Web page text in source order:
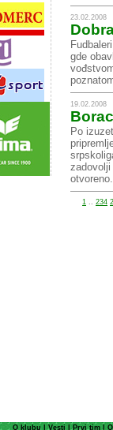
23.02.2008
gde
19.02.2008
Po
zadovolji
1 .. 234
O klubu |Vesti | Prvi tim |